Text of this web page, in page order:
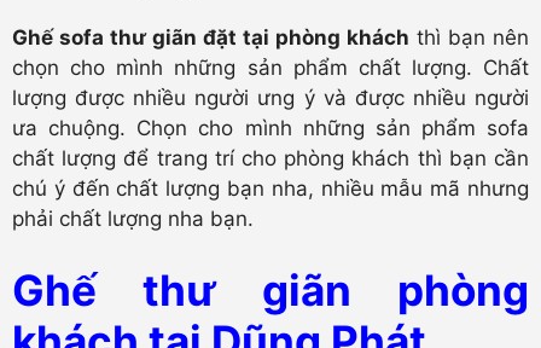
Ghế sofa thư giãn đặt tại phòng khách thì bạn nên
chọn cho mình những sản phẩm chất lượng. Chất
lượng được nhiều người ưng ý và được nhiều người
ưa chuộng. Chọn cho mình những sản phẩm sofa
chất lượng để trang trí cho phòng khách thì bạn cần
chú ý đến chất lượng bạn nha, nhiều mẫu mã nhưng
phải chất lượng nha bạn.
Ghế thư giãn phòng